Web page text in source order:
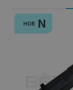
НОВ N